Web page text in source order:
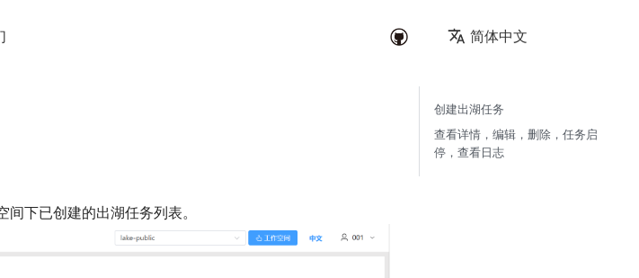
简体中文
间下已创建的出湖任务列表。
创建出湖任务
查看详情，编辑，删除，任务启
停，查看日志